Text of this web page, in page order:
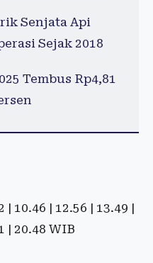
Senjata Api
Sejak 2018
Tembus Rp4,81
| 10.46 | 12.56 | 13.49 |
| 20.48 WIB